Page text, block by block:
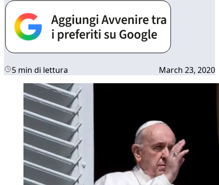
5 min di lettura March 23, 2020